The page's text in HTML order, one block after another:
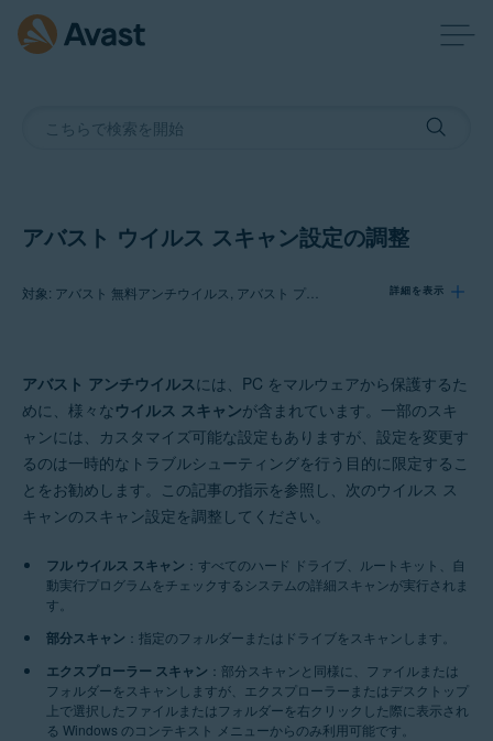
アバスト ウイルス スキャン設定の調整
詳細を表示
アバスト 無料アンチウイルス
アバスト プレミアム セキュリティ
オペレーティング システム:
Windows
アバスト アンチウイルスには、PC をマルウェアから保護するた
めに、様々なウイルス スキャンが含まれています。一部のスキ
ャンには、カスタマイズ可能な設定もありますが、設定を変更す
るのは一時的なトラブルシューティングを行う目的に限定するこ
とをお勧めします。この記事の指示を参照し、次のウイルス ス
キャンのスキャン設定を調整してください。
フル ウイルス スキャン ：すべてのハード ドライブ、ルートキット、自
動実行プログラムをチェックするシステムの詳細スキャンが実行されま
す。
部分スキャン ：指定のフォルダーまたはドライブをスキャンします。
エクスプローラー スキャン ：部分スキャンと同様に、ファイルまたは
フォルダーをスキャンしますが、エクスプローラーまたはデスクトップ
上で選択したファイルまたはフォルダーを右クリックした際に表示され
る Windows のコンテキスト メニューからのみ利用可能です。